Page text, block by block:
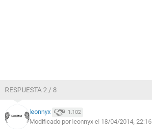
RESPUESTA 2 / 8
leonnyx 1.102
Modificado por leonnyx el 18/04/2014, 22:16